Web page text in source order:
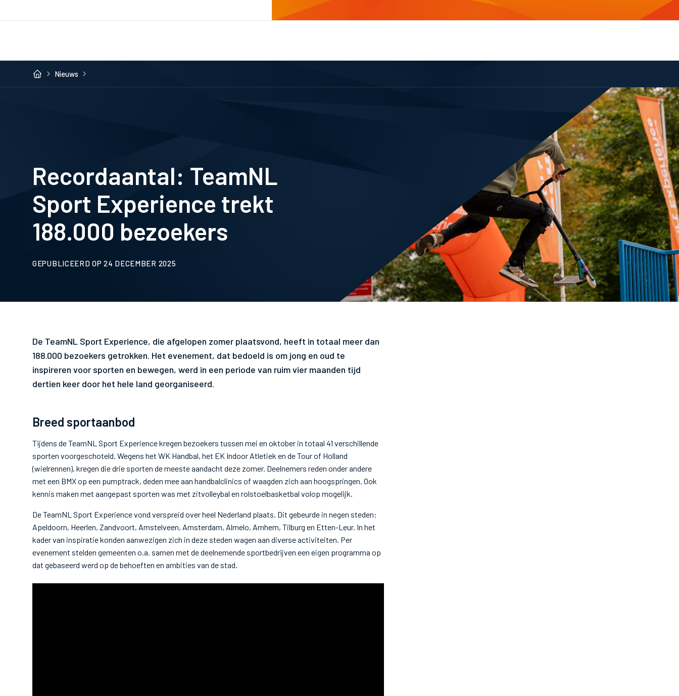
Nieuws
Recordaantal: TeamNL
Sport Experience trekt
188.000 bezoekers
GEPUBLICEERD OP 24 DECEMBER 2025
De TeamNL Sport Experience, die afgelopen zomer plaatsvond, heeft in totaal meer dan
188.000 bezoekers getrokken. Het evenement, dat bedoeld is om jong en oud te
inspireren voor sporten en bewegen, werd in een periode van ruim vier maanden tijd
dertien keer door het hele land georganiseerd.
Breed sportaanbod
Tijdens de TeamNL Sport Experience kregen bezoekers tussen mei en oktober in totaal 41 verschillende
sporten voorgeschoteld. Wegens het WK Handbal, het EK Indoor Atletiek en de Tour of Holland
(wielrennen), kregen die drie sporten de meeste aandacht deze zomer. Deelnemers reden onder andere
met een BMX op een pumptrack, deden mee aan handbalclinics of waagden zich aan hoogspringen. Ook
kennis maken met aangepast sporten was met zitvolleybal en rolstoelbasketbal volop mogelijk.
De TeamNL Sport Experience vond verspreid over heel Nederland plaats. Dit gebeurde in negen steden:
Apeldoorn, Heerlen, Zandvoort, Amstelveen, Amsterdam, Almelo, Arnhem, Tilburg en Etten-Leur. In het
kader van inspiratie konden aanwezigen zich in deze steden wagen aan diverse activiteiten. Per
evenement stelden gemeenten o.a. samen met de deelnemende sportbedrijven een eigen programma op
dat gebaseerd werd op de behoeften en ambities van de stad.